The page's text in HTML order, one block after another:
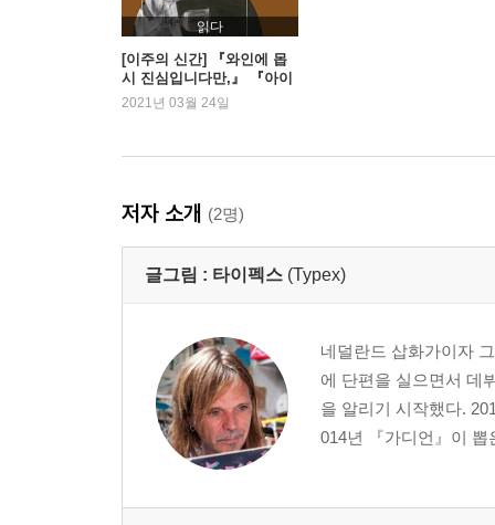
읽다
[이주의 신간] 『와인에 몹
시 진심입니다만,』 『아이
를 사랑하는 일』 외
2021년 03월 24일
저자 소개 (2명)
글그림 : 타이펙스 (Typex)
네덜란드 삽화가이자
에 단편을 실으면서 데
을 알리기 시작했다.
014년 『가디언』이